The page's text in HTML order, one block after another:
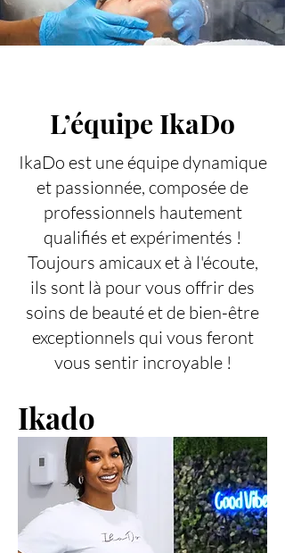
L’équipe IkaDo
IkaDo est une équipe dynamique
et passionnée, composée de
professionnels hautement
qualifiés et expérimentés !
Toujours amicaux et à l'écoute,
ils sont là pour vous offrir des
soins de beauté et de bien-être
exceptionnels qui vous feront
vous sentir incroyable !
Ikado